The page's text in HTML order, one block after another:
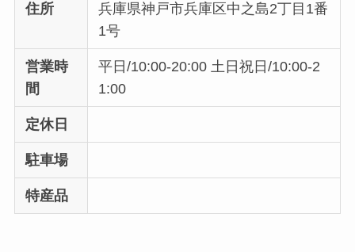
住所
兵庫県神戸市兵庫区中之島2丁目1番
1号
営業時
間
平日/10:00-20:00 土日祝日/10:00-2
1:00
定休日
駐車場
特産品